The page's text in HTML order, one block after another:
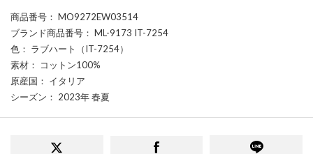
商品番号 ： MO9272EW03514
ブランド商品番号 ： ML-9173 IT-7254
色 ： ラブハート（IT-7254）
素材 ： コットン100%
原産国 ： イタリア
シーズン ： 2023年 春夏